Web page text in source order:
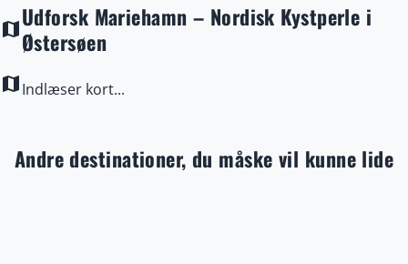
map Udforsk Mariehamn – Nordisk Kystperle i
Østersøen
map Indlæser kort...
Andre destinationer, du måske vil kunne lide